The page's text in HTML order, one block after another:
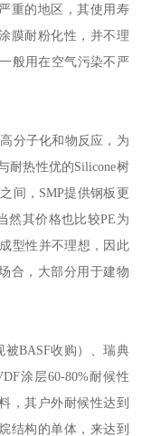
重的地区，其使用寿
膜耐粉化性，并不理
般用在空气污染不严
分子化和物反应，为
耐热性优的Silicone树
间，SMP提供钢板更
然其价格也比较PE为
型性并不理想，因此
合，大部分用于建物
被BASF收购）、瑞典
涂层60-80%耐候性
，其户外耐候性达到
结构的单体，来达到